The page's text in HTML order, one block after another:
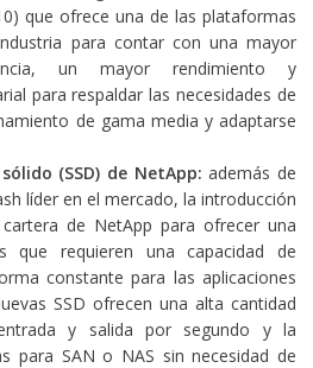
que ofrece una de las plataformas
para contar con una mayor
un mayor rendimiento y
para respaldar las necesidades de
de gama media y adaptarse
(SSD) de NetApp: además de
líder en el mercado, la introducción
de NetApp para ofrecer una
que requieren una capacidad de
constante para las aplicaciones
SSD ofrecen una alta cantidad
y salida por segundo y la
para SAN o NAS sin necesidad de